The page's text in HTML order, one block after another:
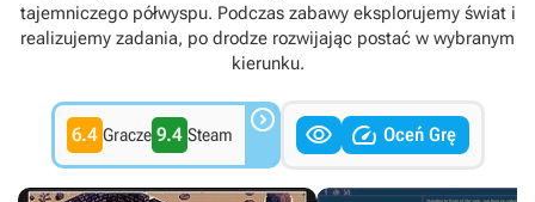
tajemniczego półwyspu. Podczas zabawy eksplorujemy świat i
realizujemy zadania, po drodze rozwijając postać w wybranym
kierunku.
6.4 Gracze 9.4 Steam    Oceń Grę